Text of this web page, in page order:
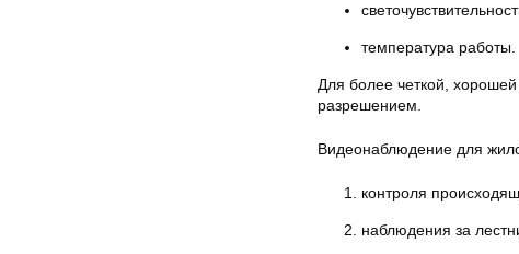
температура работы.
Для более четкой,
разрешением.
Видеонаблюдение для
контроля
наблюдения за